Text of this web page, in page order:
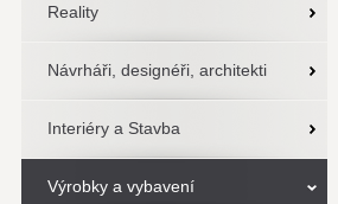
Reality
Návrháři, designéři, architekti
Interiéry a Stavba
Výrobky a vybavení